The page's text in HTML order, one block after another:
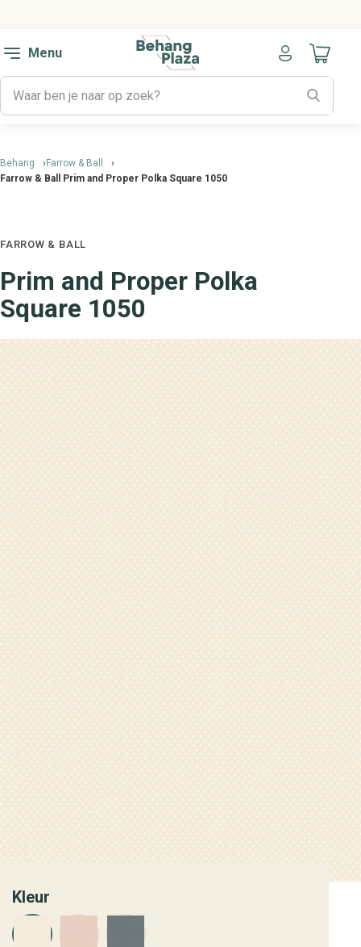
Menu
Naar
Behang
Farrow & Ball
Farrow & Ball Prim and Proper Polka Square 1050
FARROW & BALL
Prim and Proper Polka
Square 1050
Kleur